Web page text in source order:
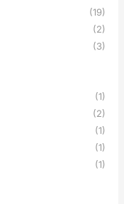
(19)
(2)
(3)
(1)
(2)
(1)
(1)
(1)